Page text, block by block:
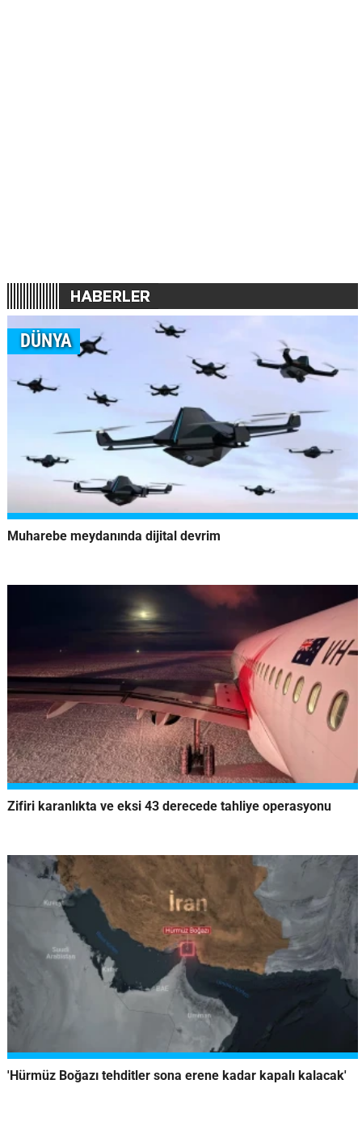
DÜNYA
Muharebe meydanında dijital devrim
Zifiri karanlıkta ve eksi 43 derecede tahliye operasyonu
'Hürmüz Boğazı tehditler sona erene kadar kapalı kalacak'